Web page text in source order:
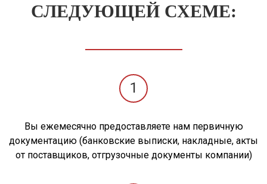
СЛЕДУЮЩЕЙ СХЕМЕ:
1
Вы ежемесячно предоставляете нам первичную
документацию (банковские выписки, накладные, акты
от поставщиков, отгрузочные документы компании)